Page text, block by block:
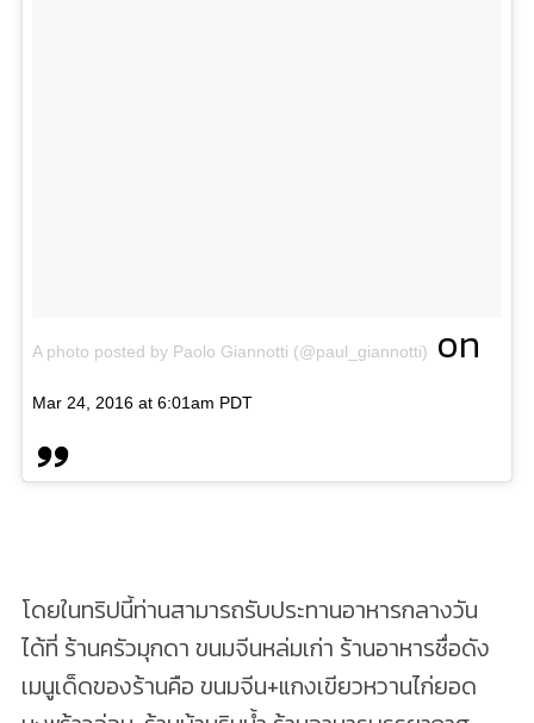
A photo posted by Paolo Giannotti (@paul_giannotti) on
Mar 24, 2016 at 6:01am PDT
โดยในทริปนี้ท่านสามารถรับประทานอาหารกลางวัน
ได้ที่ ร้านครัวมุกดา ขนมจีนหล่มเก่า ร้านอาหารชื่อดัง
เมนูเด็ดของร้านคือ ขนมจีน+แกงเขียวหวานไก่ยอด